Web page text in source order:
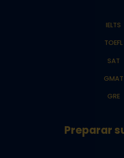
IELTS
TOEFL
SAT
GMAT
GRE
Preparar